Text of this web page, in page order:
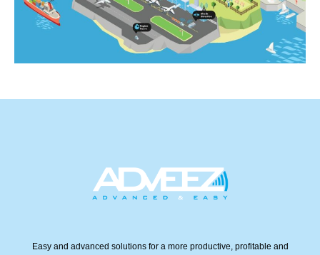
Easy and advanced solutions for a more productive, profitable and